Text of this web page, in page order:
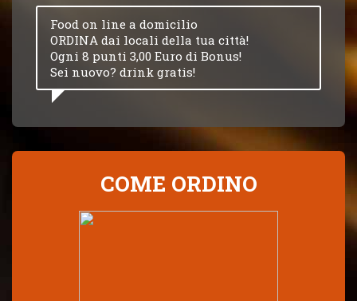
Food on line a domicilio
ORDINA dai locali della tua città!
Ogni 8 punti 3,00 Euro di Bonus!
Sei nuovo? drink gratis!
COME ORDINO